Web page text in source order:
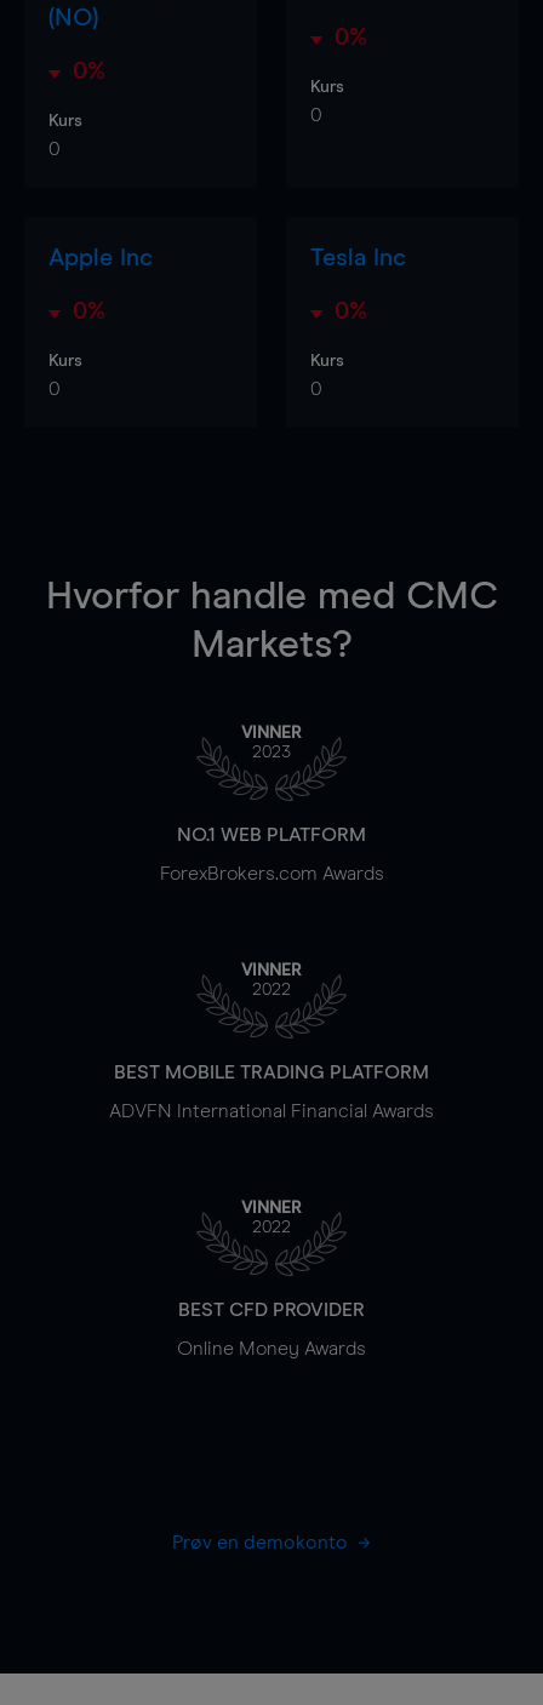
(NO)
0%
Kurs
0
0%
Kurs
0
Apple Inc
0%
Kurs
0
Tesla Inc
0%
Kurs
0
Hvorfor handle med CMC
Markets?
VINNER
2023
NO.1 WEB PLATFORM
ForexBrokers.com Awards
VINNER
2022
BEST MOBILE TRADING PLATFORM
ADVFN International Financial Awards
VINNER
2022
BEST CFD PROVIDER
Online Money Awards
Prøv en demokonto